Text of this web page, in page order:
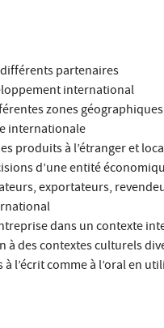
partenaires
international
zones géographiques
internationale
produits à l’étranger et
d’une entité
exportateurs,
dans un contexte
à des contextes culturels
l’écrit comme à l’oral en